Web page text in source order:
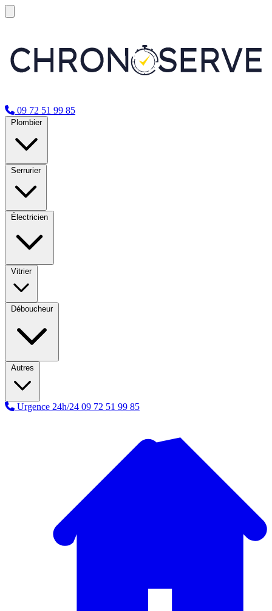
09 72 51 99 85
Plombier
Serrurier
Électricien
Vitrier
Déboucheur
Autres
Urgence 24h/24 09 72 51 99 85